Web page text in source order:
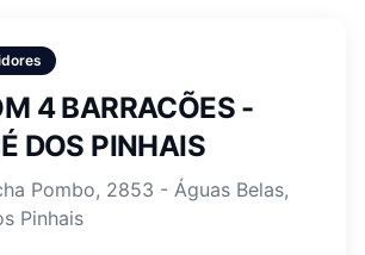
4 BARRACÕES -
DOS PINHAIS
Pombo, 2853 -Águas Belas,
Pinhais